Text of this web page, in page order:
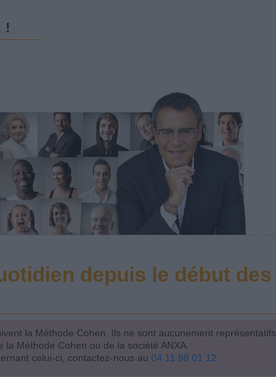
!
depuis le début des
la Méthode Cohen. Ils ne sont aucunement représentatifs
Méthode Cohen ou de la société ANXA.
celui-ci, contactez-nous au 04 11 88 01 12